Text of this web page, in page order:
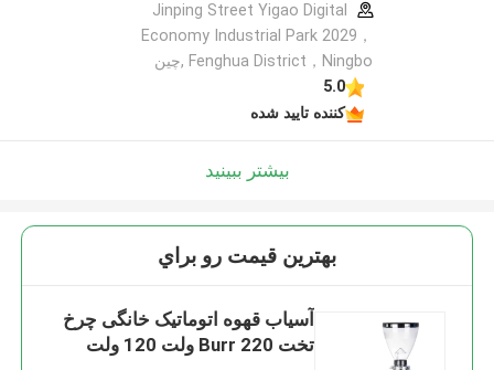
Jinping Street Yigao Digital
Economy Industrial Park 2029，
Fenghua District，Ningbo ,چین
5.0
کننده تایید شده
بیشتر ببینید
بهترين قيمت رو براي
آسیاب قهوه اتوماتیک خانگی چرخ
تخت Burr 220 ولت 120 ولت